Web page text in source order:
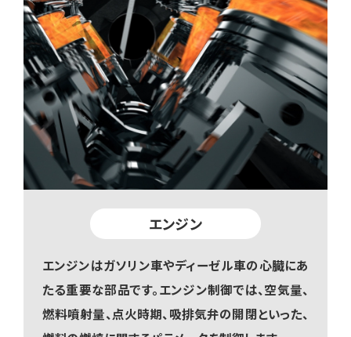
エンジン
エンジンはガソリン車やディーゼル車の心臓にあ
たる重要な部品です。エンジン制御では、空気量、
燃料噴射量、点火時期、吸排気弁の開閉といった、